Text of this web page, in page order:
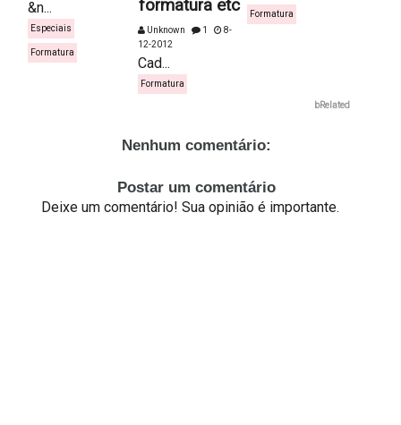
&n...
Especiais
Formatura
formatura etc
Unknown 1
8-
12-2012
Cad...
Formatura
Formatura
bRelated
Nenhum comentário:
Postar um comentário
Deixe um comentário! Sua opinião é importante.